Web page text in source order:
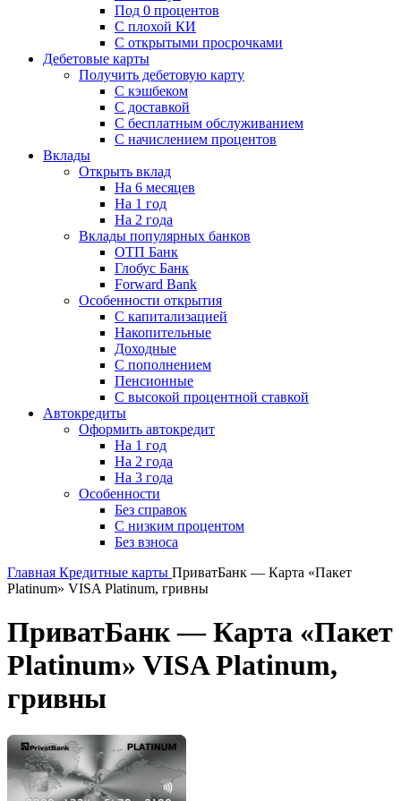
Под 0 процентов
С плохой КИ
С открытыми просрочками
Дебетовые карты
Получить дебетовую карту
С кэшбеком
С доставкой
С бесплатным обслуживанием
С начислением процентов
Вклады
Открыть вклад
На 6 месяцев
На 1 год
На 2 года
Вклады популярных банков
ОТП Банк
Глобус Банк
Forward Bank
Особенности открытия
С капитализацией
Накопительные
Доходные
С пополнением
Пенсионные
С высокой процентной ставкой
Автокредиты
Оформить автокредит
На 1 год
На 2 года
На 3 года
Особенности
Без справок
С низким процентом
Без взноса
Главная Кредитные карты ПриватБанк — Карта «Пакет
Platinum» VISA Platinum, гривны
ПриватБанк — Карта «Пакет
Platinum» VISA Platinum,
гривны